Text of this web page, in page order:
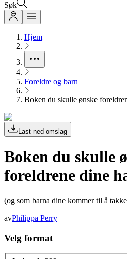
Søk
Hjem
Foreldre og barn
Boken du skulle ønske
Last ned omslag
Boken du skulle
foreldrene dine
(og som barna dine kommer til å
avPhilippa Perry
Velg format